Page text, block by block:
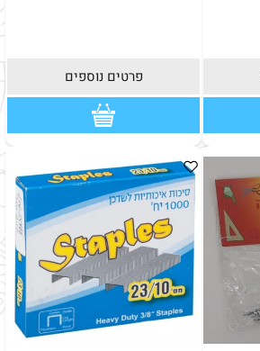
פרטים נוספים